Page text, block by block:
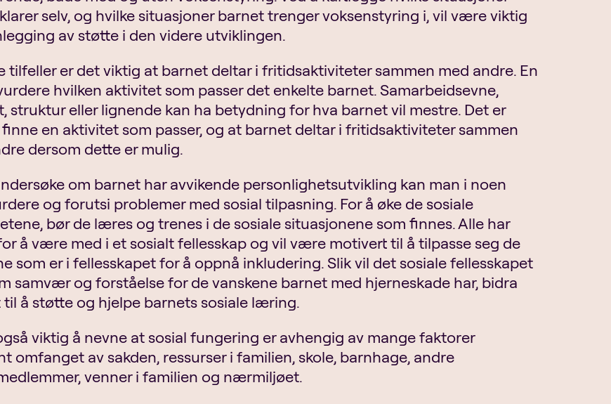
selv, og hvilke situasjoner barnet trenger voksenstyring i, vil være viktig
av støtte i den videre utviklingen.
tilfeller er det viktig at barnet deltar i fritidsaktiviteter sammen med andre. En
hvilken aktivitet som passer det enkelte barnet. Samarbeidsevne,
struktur eller lignende kan ha betydning for hva barnet vil mestre. Det er
en aktivitet som passer, og at barnet deltar i fritidsaktiviteter sammen
dersom dette er mulig.
om barnet har avvikende personlighetsutvikling kan man i noen
og forutsi problemer med sosial tilpasning. For å øke de sosiale
bør de læres og trenes i de sosiale situasjonene som finnes. Alle har
å være med i et sosialt fellesskap og vil være motivert til å tilpasse seg de
som er i fellesskapet for å oppnå inkludering. Slik vil det sosiale fellesskapet
samvær og forståelse for de vanskene barnet med hjerneskade har, bidra
å støtte og hjelpe barnets sosiale læring.
viktig å nevne at sosial fungering er avhengig av mange faktorer
omfanget av sakden, ressurser i familien, skole, barnhage, andre
venner i familien og nærmiljøet.